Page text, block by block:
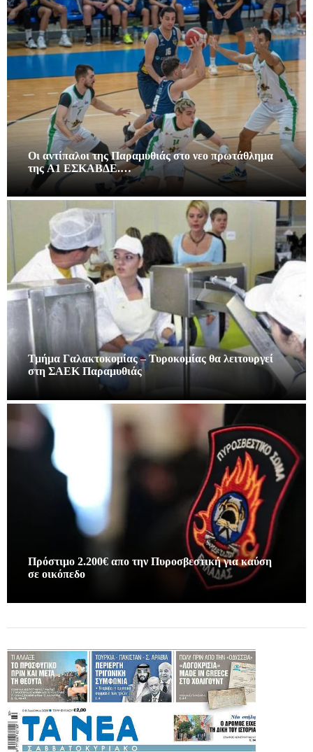
Οι αντίπαλοι της Παραμυθιάς στο νεο πρωτάθλημα
της A1 ΕΣΚΑΒΔΕ.…
Τμήμα Γαλακτοκομίας – Τυροκομίας θα λειτουργεί
στη ΣΑΕΚ Παραμυθιάς
Πρόστιμο 2.200€ απο την Πυροσβεστική για καύση
σε οικόπεδο